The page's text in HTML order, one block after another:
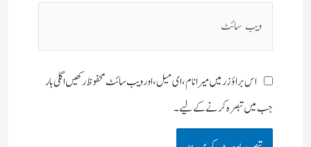
اس براؤزر میں میرا نام، ای میل، اور ویب سائٹ محفوظ رکھیں اگلی بار
جب میں تبصرہ کرنے کےلیے۔